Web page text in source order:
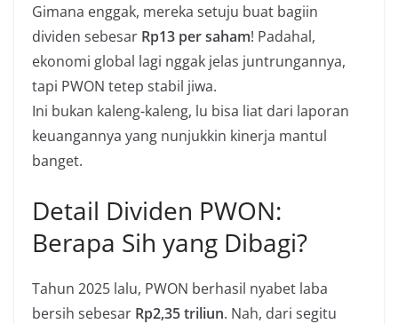
Gimana enggak, mereka setuju buat bagiin
dividen sebesar Rp13 per saham! Padahal,
ekonomi global lagi nggak jelas juntrungannya,
tapi PWON tetep stabil jiwa.
Ini bukan kaleng-kaleng, lu bisa liat dari laporan
keuangannya yang nunjukkin kinerja mantul
banget.
Detail Dividen PWON:
Berapa Sih yang Dibagi?
Tahun 2025 lalu, PWON berhasil nyabet laba
bersih sebesar Rp2,35 triliun. Nah, dari segitu